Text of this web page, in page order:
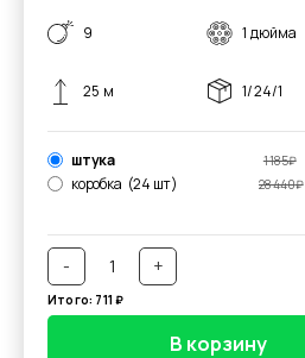
9 1 дюйма
25 м 1/24/1
штука 1 185₽
коробка (24 шт) 28 440₽
- +
Итого: 711 ₽
В корзину